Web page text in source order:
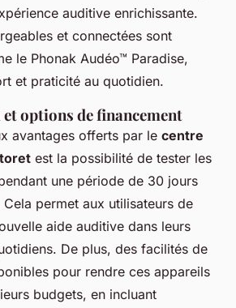
auditive enrichissante.
et connectées sont
le Phonak Audéo™ Paradise,
et praticité au quotidien.
options de financement
avantages offerts par le centre
est la possibilité de tester les
une période de 30 jours
Cela permet aux utilisateurs de
aide auditive dans leurs
De plus, des facilités de
pour rendre ces appareils
budgets, en incluant